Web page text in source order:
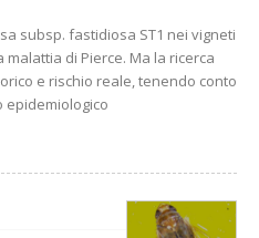
subsp. fastidiosa ST1 nei vigneti
di Pierce. Ma la ricerca
e rischio reale, tenendo conto
epidemiologico